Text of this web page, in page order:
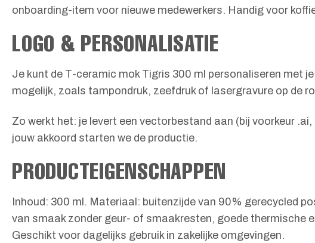
onboarding-item voor nieuwe medewerkers. Handig voor
LOGO & PERSONALISATIE
Je kunt de T-ceramic mok Tigris 300 ml personaliseren met
mogelijk, zoals tampondruk, zeefdruk of lasergravure op de
Zo werkt het: je levert een vectorbestand aan (bij voorkeur
jouw akkoord starten we de productie.
PRODUCTEIGENSCHAPPEN
Inhoud: 300 ml. Materiaal: buitenzijde van 90% gerecycled
van smaak zonder geur- of smaakresten, goede thermische
Geschikt voor dagelijks gebruik in zakelijke omgevingen.